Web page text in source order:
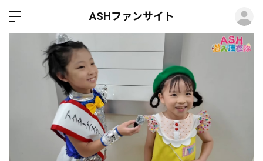
ASHファンサイト